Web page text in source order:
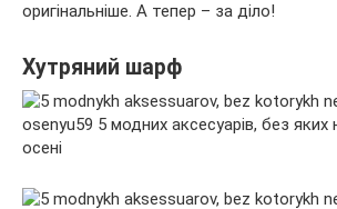
оригінальніше. А тепер – за діло!
Хутряний шарф